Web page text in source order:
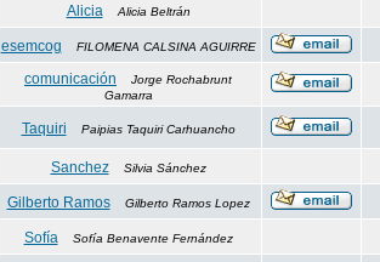
Alicia Alicia Beltrán
esemcog FILOMENA CALSINA AGUIRRE
comunicación
Jorge Rochabrunt
Gamarra
Taquiri Paipias Taquiri Carhuancho
Sanchez Silvia Sánchez
Gilberto Ramos Gilberto Ramos Lopez
Sofía Sofía Benavente Fernández